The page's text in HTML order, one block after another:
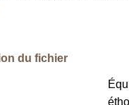
du fichier